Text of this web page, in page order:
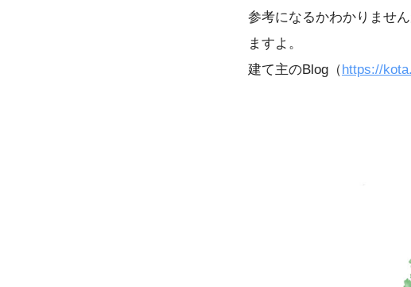
参考になるかわかりませ
ますよ。
建て主のBlog（ https://